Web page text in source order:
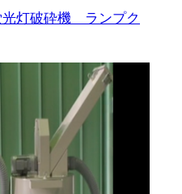
灯破砕機 ランプク